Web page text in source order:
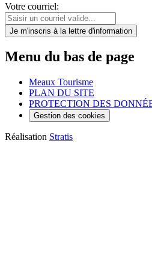
Votre courriel:
Je m'inscris à la lettre d'information
Menu du bas de page
Meaux Tourisme
PLAN DU SITE
PROTECTION DES
Gestion des cookies
Réalisation Stratis